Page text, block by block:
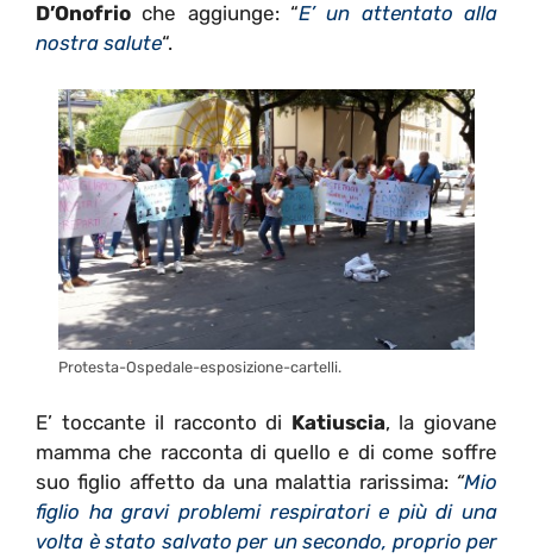
D’Onofrio che aggiunge: “E’ un attentato alla
nostra salute“.
Protesta-Ospedale-esposizione-cartelli.
E’ toccante il racconto di Katiuscia, la giovane
mamma che racconta di quello e di come soffre
suo figlio affetto da una malattia rarissima: “Mio
figlio ha gravi problemi respiratori e più di una
volta è stato salvato per un secondo, proprio per